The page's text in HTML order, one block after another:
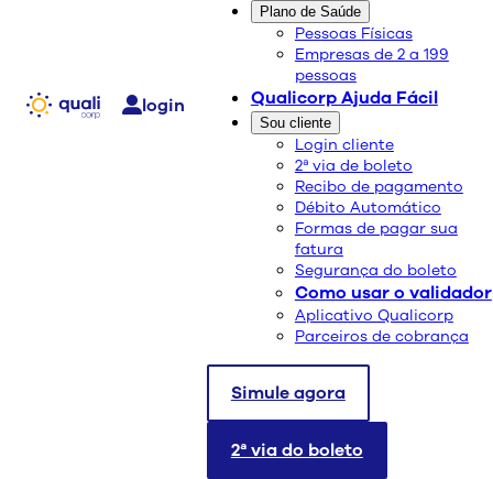
login
Plano de Saúde
Pessoas Físicas
Empresas de 2 a 199
pessoas
Qualicorp Ajuda Fácil
Sou cliente
Login cliente
2ª via de boleto
Recibo de pagamento
Débito Automático
Formas de pagar sua
fatura
Segurança do boleto
Como usar o validador
Aplicativo Qualicorp
Parceiros de cobrança
Simule agora
2ª via do boleto
Saúde e Bem-Estar
18/10/2023
Compartilhe:
A saúde bucal é uma parte fundamental da nossa
saúde geral. Uma boa higiene oral não apenas nos
ajuda a manter um sorriso bonito, mas também